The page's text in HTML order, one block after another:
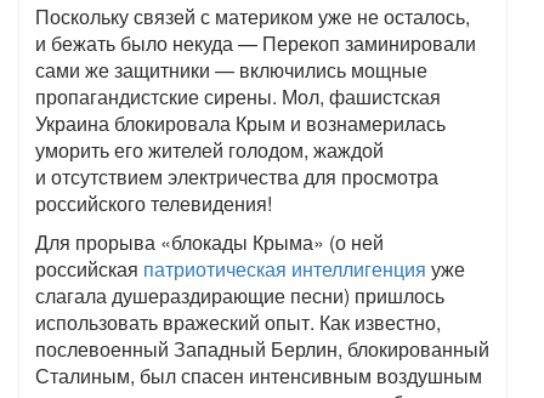
Поскольку связей с материком уже не осталось,
и бежать было некуда — Перекоп заминировали
сами же защитники — включились мощные
пропагандистские сирены. Мол, фашистская
Украина блокировала Крым и вознамерилась
уморить его жителей голодом, жаждой
и отсутствием электричества для просмотра
российского телевидения!
Для прорыва «блокады Крыма» (о ней
российская патриотическая интеллигенция уже
слагала душераздирающие песни) пришлось
использовать вражеский опыт. Как известно,
послевоенный Западный Берлин, блокированный
Сталиным, был спасен интенсивным воздушным